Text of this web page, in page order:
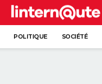
POLITIQUE SOCIÉTÉ